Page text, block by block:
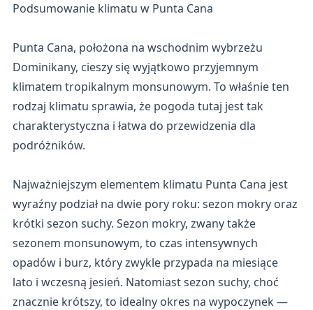
Podsumowanie klimatu w Punta Cana
Punta Cana, położona na wschodnim wybrzeżu
Dominikany, cieszy się wyjątkowo przyjemnym
klimatem tropikalnym monsunowym. To właśnie ten
rodzaj klimatu sprawia, że pogoda tutaj jest tak
charakterystyczna i łatwa do przewidzenia dla
podróżników.
Najważniejszym elementem klimatu Punta Cana jest
wyraźny podział na dwie pory roku: sezon mokry oraz
krótki sezon suchy. Sezon mokry, zwany także
sezonem monsunowym, to czas intensywnych
opadów i burz, który zwykle przypada na miesiące
lato i wczesną jesień. Natomiast sezon suchy, choć
znacznie krótszy, to idealny okres na wypoczynek —